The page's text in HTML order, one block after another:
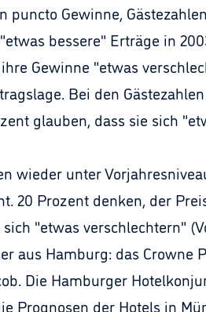
Gewinne,
bessere" Erträge in
Gewinne "etwas
Bei den
glauben, dass sie sich
wieder unter
20 Prozent denken, der
"etwas verschlechtern"
aus Hamburg: das Crowne
Die Hamburger
Prognosen der Hotels in